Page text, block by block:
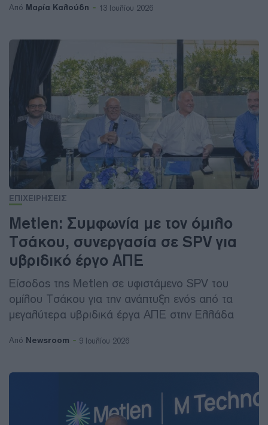
Από Μαρία Καλούδη 13 Ιουλίου 2026
ΕΠΙΧΕΙΡΗΣΕΙΣ
Metlen: Συμφωνία με τον όμιλο
Τσάκου, συνεργασία σε SPV για
υβριδικό έργο ΑΠΕ
Είσοδος της Metlen σε υφιστάμενο SPV του
oμίλου Τσάκου για την ανάπτυξη ενός από τα
μεγαλύτερα υβριδικά έργα ΑΠΕ στην Ελλάδα
Από Newsroom 9 Ιουλίου 2026